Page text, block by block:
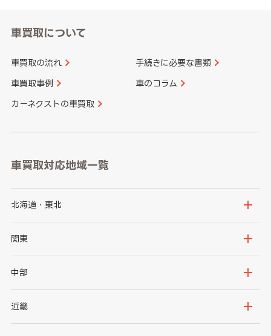
車買取について
車買取の流れ 手続きに必要な書類
車買取事例 車のコラム
カーネクストの車買取
車買取対応地域一覧
北海道・東北
北海道
岩手県
秋田県
関東
茨城県
群馬県
中部
新潟県
近畿